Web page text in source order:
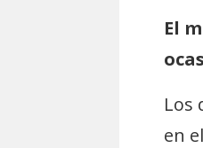
El
Los
en